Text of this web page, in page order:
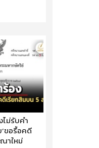
ม่รับคำ
ขอรื้อคดี
าใหม่